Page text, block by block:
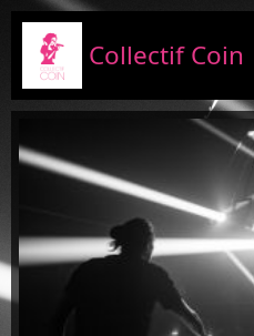
Collectif Coin
Presentation
Projects
News